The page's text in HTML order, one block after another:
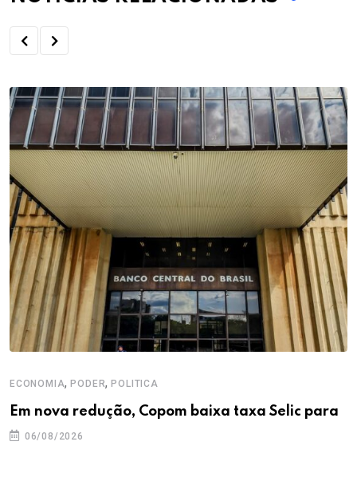
ECONOMIA,PODER,POLITICA
Em nova redução, Copom baixa taxa Selic para
06/08/2026